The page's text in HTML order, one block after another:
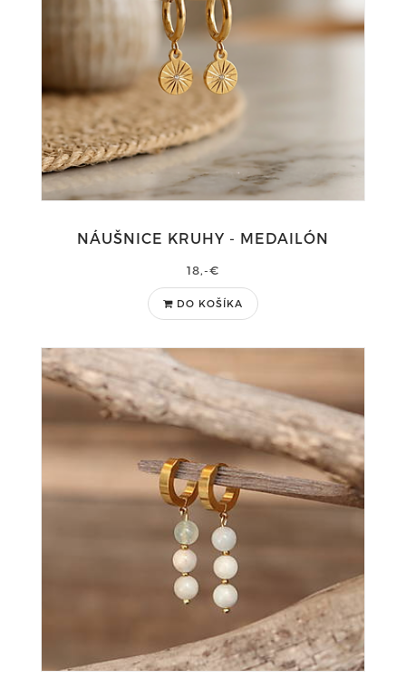
NÁUŠNICE KRUHY - MEDAILÓN
18,-€
DO KOŠÍKA